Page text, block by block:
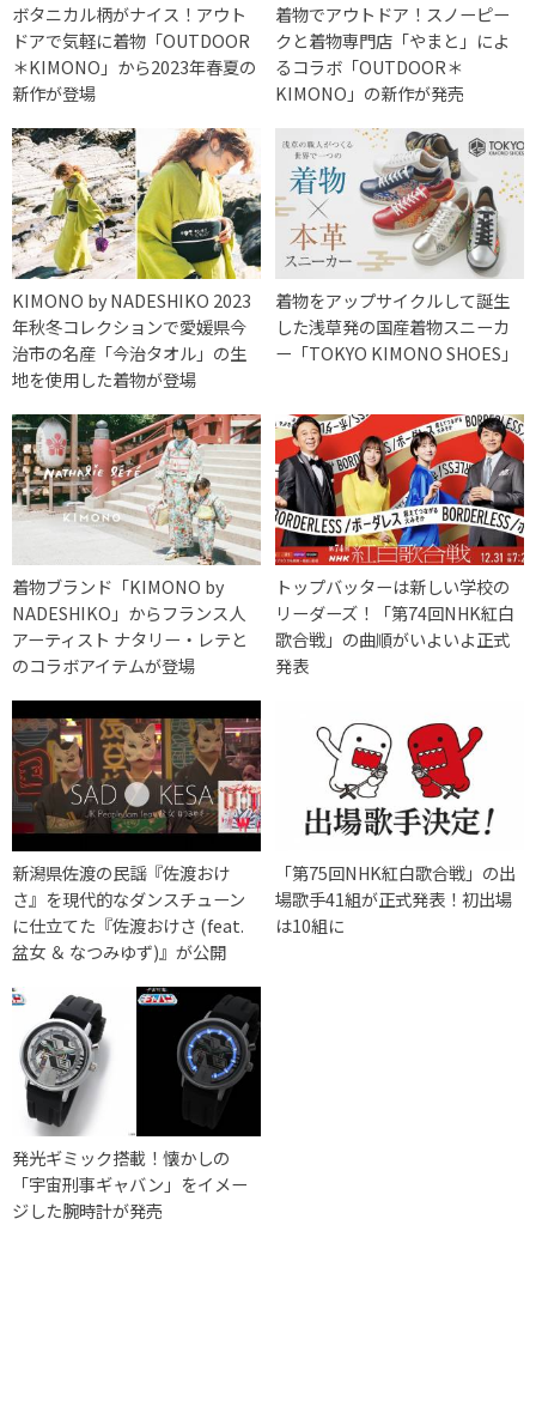
ボタニカル柄がナイス！アウト
ドアで気軽に着物「OUTDOOR
＊KIMONO」から2023年春夏の
新作が登場
着物でアウトドア！スノーピー
クと着物専門店「やまと」によ
るコラボ「OUTDOOR＊
KIMONO」の新作が発売
KIMONO by NADESHIKO 2023
年秋冬コレクションで愛媛県今
治市の名産「今治タオル」の生
地を使用した着物が登場
着物をアップサイクルして誕生
した浅草発の国産着物スニーカ
ー「TOKYO KIMONO SHOES」
着物ブランド「KIMONO by
NADESHIKO」からフランス人
アーティスト ナタリー・レテと
のコラボアイテムが登場
トップバッターは新しい学校の
リーダーズ！「第74回NHK紅白
歌合戦」の曲順がいよいよ正式
発表
新潟県佐渡の民謡『佐渡おけ
さ』を現代的なダンスチューン
に仕立てた『佐渡おけさ (feat.
盆女 ＆ なつみゆず)』が公開
「第75回NHK紅白歌合戦」の出
場歌手41組が正式発表！初出場
は10組に
発光ギミック搭載！懐かしの
「宇宙刑事ギャバン」をイメー
ジした腕時計が発売